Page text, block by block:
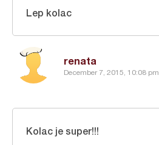
renata
December 7, 2015, 10:08 pm
Lep kolac
Kolac je super!!!